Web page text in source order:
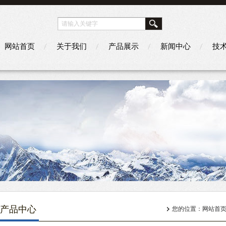
网站首页 关于我们 产品展示 新闻中心 技
产品中心 您的位置： 网站首页